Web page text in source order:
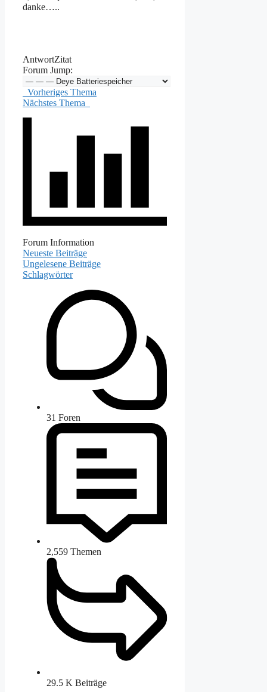
danke…..
AntwortZitat
Forum Jump:
Vorheriges Thema
Nächstes Thema
Forum Information
Neueste Beiträge
Ungelesene Beiträge
Schlagwörter
31 Foren
2,559 Themen
29.5 K Beiträge